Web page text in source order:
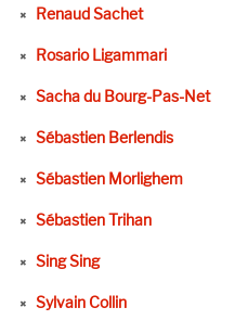
Renaud Sachet
Rosario Ligammari
Sacha du Bourg-Pas-Net
Sébastien Berlendis
Sébastien Morlighem
Sébastien Trihan
Sing Sing
Sylvain Collin